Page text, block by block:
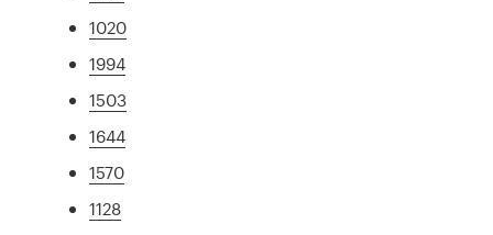
1020
1994
1503
1644
1570
1128